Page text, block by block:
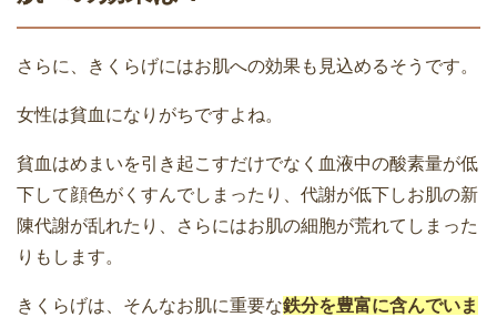
さらに、きくらげにはお肌への効果も見込めるそうです。
女性は貧血になりがちですよね。
貧血はめまいを引き起こすだけでなく血液中の酸素量が低
下して顔色がくすんでしまったり、代謝が低下しお肌の新
陳代謝が乱れたり、さらにはお肌の細胞が荒れてしまった
りもします。
きくらげは、そんなお肌に重要な鉄分を豊富に含んでいま